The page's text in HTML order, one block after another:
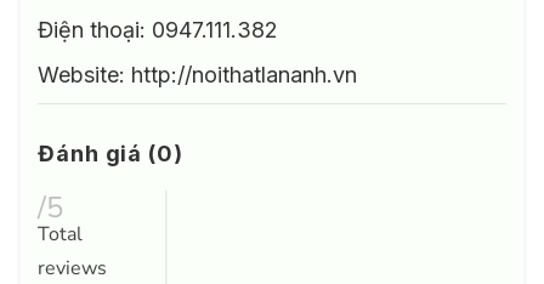
Điện thoại: 0947.111.382
Website: http://noithatlananh.vn
Đánh giá (0)
/5
Total
reviews